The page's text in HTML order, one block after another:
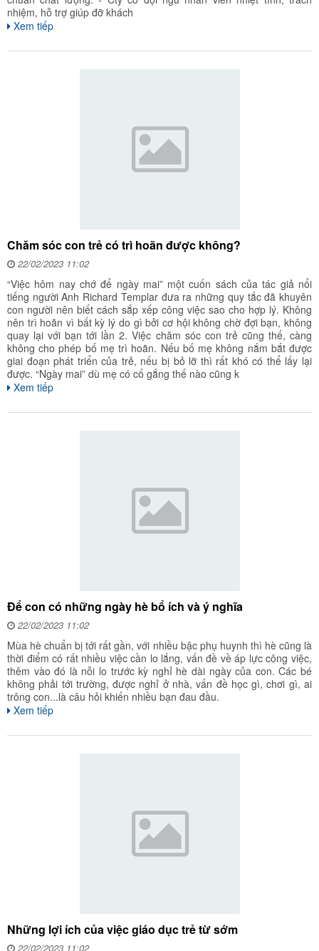
nhiệm, hỗ trợ giúp đỡ khách
Xem tiếp
Chăm sóc con trẻ có trì hoãn được không?
22/02/2023 11:02
“Việc hôm nay chớ để ngày mai” một cuốn sách của tác giả nổi
tiếng người Anh Richard Templar đưa ra những quy tắc đã khuyên
con người nên biết cách sắp xếp công việc sao cho hợp lý. Không
nên trì hoãn vì bất kỳ lý do gì bởi cơ hội không chờ đợi bạn, không
quay lại với bạn tới lần 2. Việc chăm sóc con trẻ cũng thế, càng
không cho phép bố mẹ trì hoãn. Nếu bố mẹ không nắm bắt được
giai đoạn phát triển của trẻ, nếu bị bỏ lỡ thì rất khó có thể lấy lại
được. “Ngày mai” dù mẹ có cố gắng thế nào cũng k
Xem tiếp
Để con có những ngày hè bổ ích và ý nghĩa
22/02/2023 11:02
Mùa hè chuẩn bị tới rất gần, với nhiều bậc phụ huynh thì hè cũng là
thời điểm có rất nhiều việc cần lo lắng, vấn đề về áp lực công việc,
thêm vào đó là nỗi lo trước kỳ nghỉ hè dài ngày của con. Các bé
không phải tới trường, được nghỉ ở nhà, vấn đề học gì, chơi gì, ai
trông con...là câu hỏi khiến nhiều bạn đau đầu.
Xem tiếp
Những lợi ích của việc giáo dục trẻ từ sớm
22/02/2023 11:02